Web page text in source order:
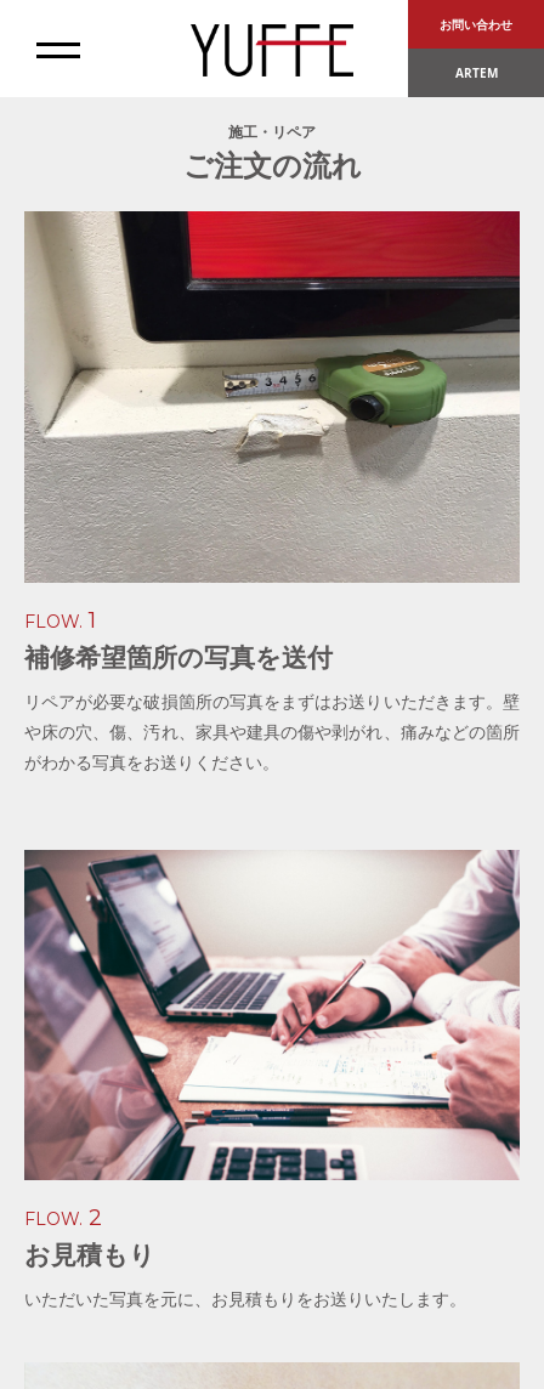
お問い合わせ
ARTEM
施工・リペア
ご注文の流れ
FLOW. 1
補修希望箇所の写真を送付
リペアが必要な破損箇所の写真をまずはお送りいただきます。壁
や床の穴、傷、汚れ、家具や建具の傷や剥がれ、痛みなどの箇所
がわかる写真をお送りください。
FLOW. 2
お見積もり
いただいた写真を元に、お見積もりをお送りいたします。